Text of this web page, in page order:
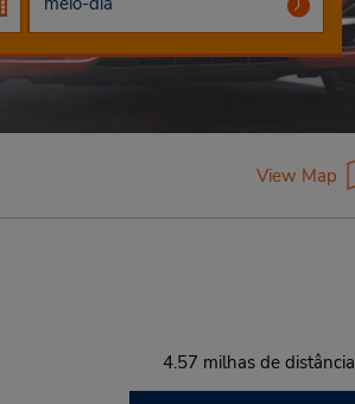
View Map
4.57 milhas de distância